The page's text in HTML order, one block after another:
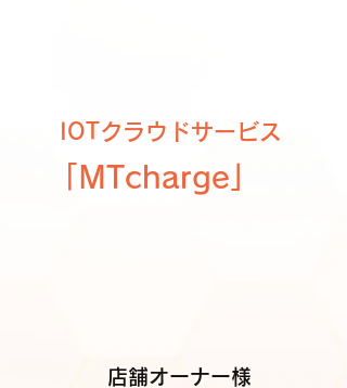
IOTクラウドサービス
「MTcharge」
​店舗オーナー様